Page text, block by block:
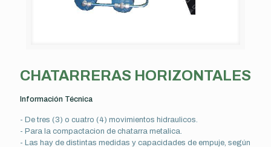
CHATARRERAS HORIZONTALES
Información Técnica
- De tres (3) o cuatro (4) movimientos hidraulicos.
- Para la compactacion de chatarra metalica.
- Las hay de distintas medidas y capacidades de empuje, según